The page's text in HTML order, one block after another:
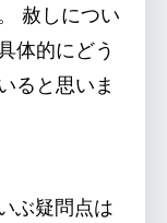
赦しについ
体的にどう
ると思いま
ぶ疑問点は